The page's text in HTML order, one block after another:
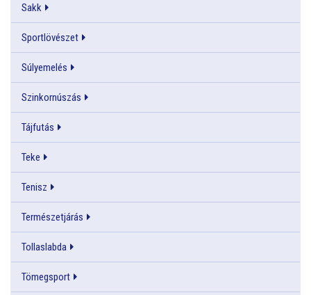
Sakk
Sportlövészet
Súlyemelés
Szinkornúszás
Tájfutás
Teke
Tenisz
Természetjárás
Tollaslabda
Tömegsport